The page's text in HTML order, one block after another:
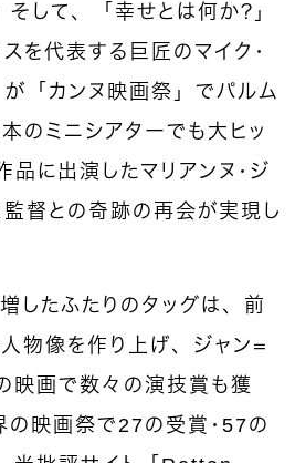
そして、「幸せとは何か？」
代表する巨匠のマイク・
「カンヌ映画祭」でパルム
のミニシアターでも大ヒッ
品に出演したマリアンヌ・ジ
監督との奇跡の再会が実現し
したふたりのタッグは、前
物像を作り上げ、ジャン＝
映画で数々の演技賞も獲
映画祭で27の受賞・57の